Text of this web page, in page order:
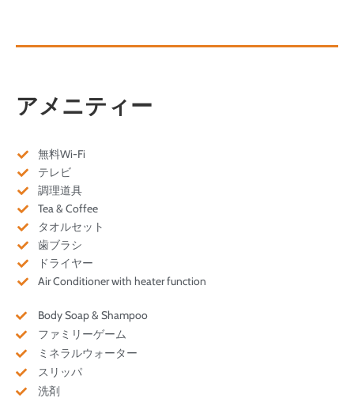
アメニティー
無料Wi-Fi
テレビ
調理道具
Tea & Coffee
タオルセット
歯ブラシ
ドライヤー
Air Conditioner with heater function
Body Soap & Shampoo
ファミリーゲーム
ミネラルウォーター
スリッパ
洗剤